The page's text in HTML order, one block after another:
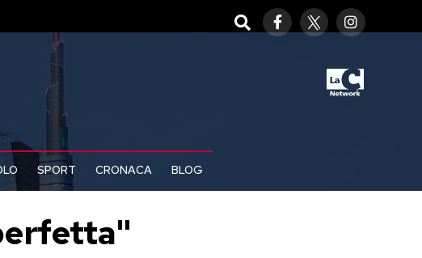
SPORT CRONACA BLOG